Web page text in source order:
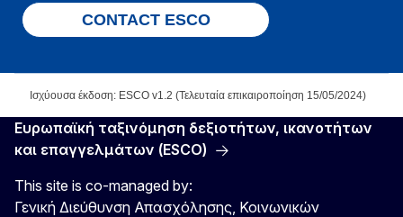
CONTACT ESCO
Ισχύουσα έκδοση: ESCO v1.2 (Τελευταία επικαιροποίηση 15/05/2024)
Ευρωπαϊκή ταξινόμηση δεξιοτήτων, ικανοτήτων
και επαγγελμάτων (ESCO)
This site is co-managed by:
Γενική Διεύθυνση Απασχόλησης, Κοινωνικών